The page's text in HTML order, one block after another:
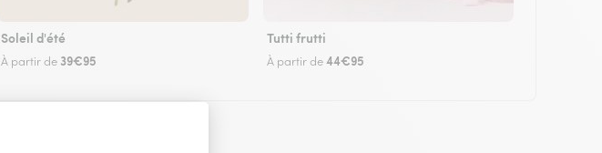
Soleil d'été
À partir de 39€95
Tutti frutti
À partir de44€95